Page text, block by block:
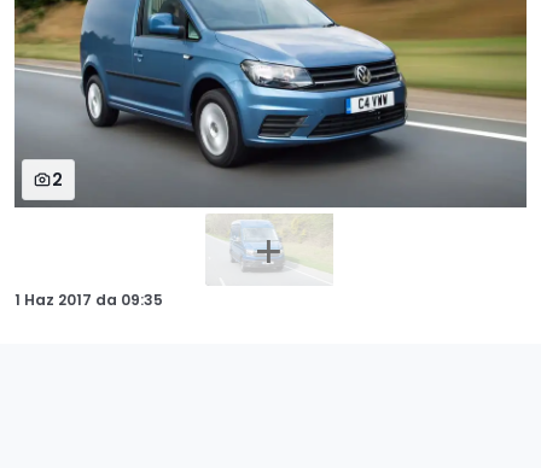
2
1 Haz 2017 da 09:35